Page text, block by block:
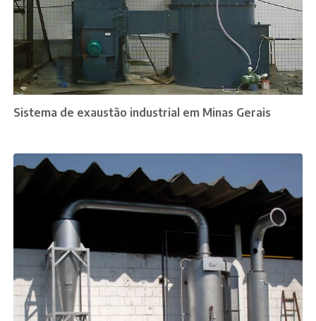
Sistema de exaustão industrial em Minas Gerais